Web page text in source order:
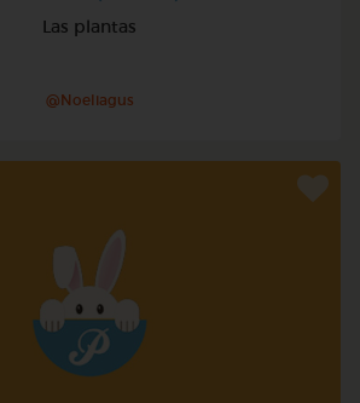
Las plantas
@Noeliagus